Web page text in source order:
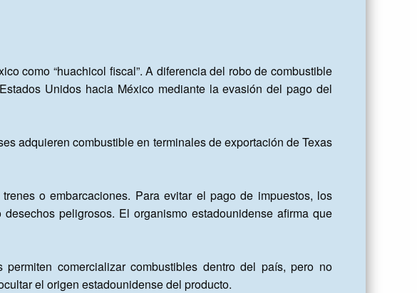
como “huachicol fiscal”. A diferencia del robo de combustible
Unidos hacia México mediante la evasión del pago del
adquieren combustible en terminales de exportación de Texas
o embarcaciones. Para evitar el pago de impuestos, los
peligrosos. El organismo estadounidense afirma que
comercializar combustibles dentro del país, pero no
el origen estadounidense del producto.